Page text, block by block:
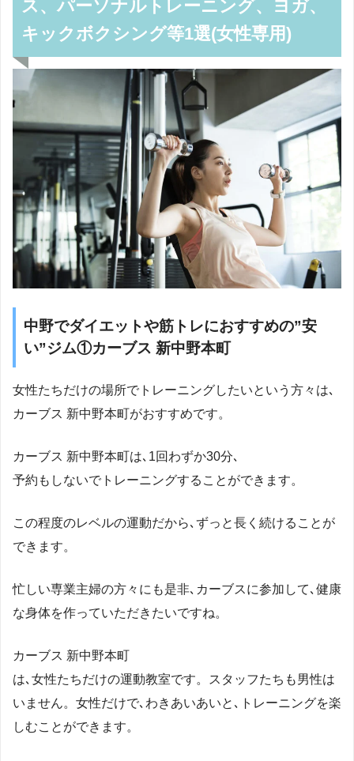
ス、パーソナルトレーニング、ヨガ、
キックボクシング等1選(女性専用)
中野でダイエットや筋トレにおすすめの”安
い”ジム①カーブス 新中野本町
女性たちだけの場所でトレーニングしたいという方々は､
カーブス 新中野本町がおすすめです。
カーブス 新中野本町は､1回わずか30分､
予約もしないでトレーニングすることができます。
この程度のレベルの運動だから､ずっと長く続けることが
できます。
忙しい専業主婦の方々にも是非､カーブスに参加して､健康
な身体を作っていただきたいですね。
カーブス 新中野本町
は､女性たちだけの運動教室です。スタッフたちも男性は
いません。女性だけで､わきあいあいと､トレーニングを楽
しむことができます。